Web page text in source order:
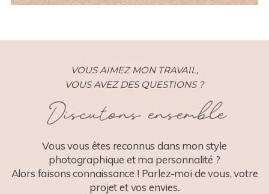
VOUS AIMEZ MON TRAVAIL,
VOUS AVEZ DES QUESTIONS ?
Discutons ensemble
Vous vous êtes reconnus dans mon style
photographique et ma personnalité ?
Alors faisons connaissance ! Parlez-moi de vous, votre
projet et vos envies.